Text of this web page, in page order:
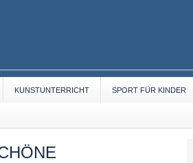
KUNSTUNTERRICHT SPORT FÜR KINDER